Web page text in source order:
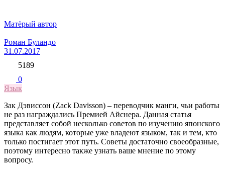
Матёрый автор
Роман Буландо
31.07.2017
5189
0
Язык
Зак Дэвиссон (Zack Davisson) – переводчик манги, чьи работы
не раз награждались Премией Айснера. Данная статья
представляет собой несколько советов по изучению японского
языка как людям, которые уже владеют языком, так и тем, кто
только постигает этот путь. Советы достаточно своеобразные,
поэтому интересно также узнать ваше мнение по этому
вопросу.